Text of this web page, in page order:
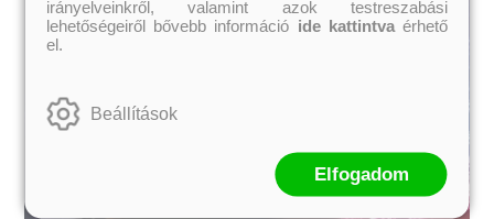
irányelveinkről, valamint azok testreszabási
lehetőségeiről bővebb információ ide kattintvaérhető
el.
Beállítások
Elfogadom